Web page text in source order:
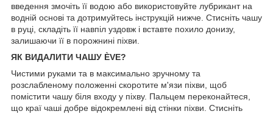
введення змочіть її водою або використовуйте лубрикант на
водній основі та дотримуйтесь інструкцій нижче. Стисніть чашу
в руці, складіть її навпіл уздовж і вставте похило донизу,
залишаючи її в порожнині піхви.
ЯК ВИДАЛИТИ ЧАШУ ÈVE?
Чистими руками та в максимально зручному та
розслабленому положенні скоротите м'язи піхви, щоб
помістити чашу біля входу у піхву. Пальцем переконайтеся,
що краї чаші добре відокремлені від стінки піхви. Стисніть